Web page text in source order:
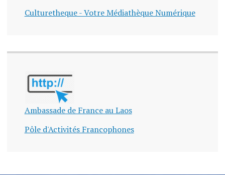
Culturetheque - Votre Médiathèque Numérique
Ambassade de France au Laos
Pôle d'Activités Francophones